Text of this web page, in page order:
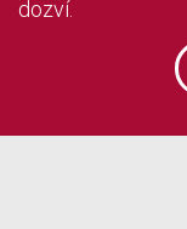
dozví.